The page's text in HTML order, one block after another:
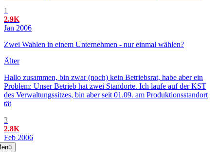
1
2.9K
Jan 2006
Zwei Wahlen in einem Unternehmen - nur einmal wählen?
Älter
Hallo zusammen, bin zwar (noch) kein Betriebsrat, habe aber ein
Problem: Unser Betrieb hat zwei Standorte. Ich laufe auf der KST
des Verwaltungssitzes, bin aber seit 01.09. am Produktionsstandort
tät
3
2.8K
Feb 2006